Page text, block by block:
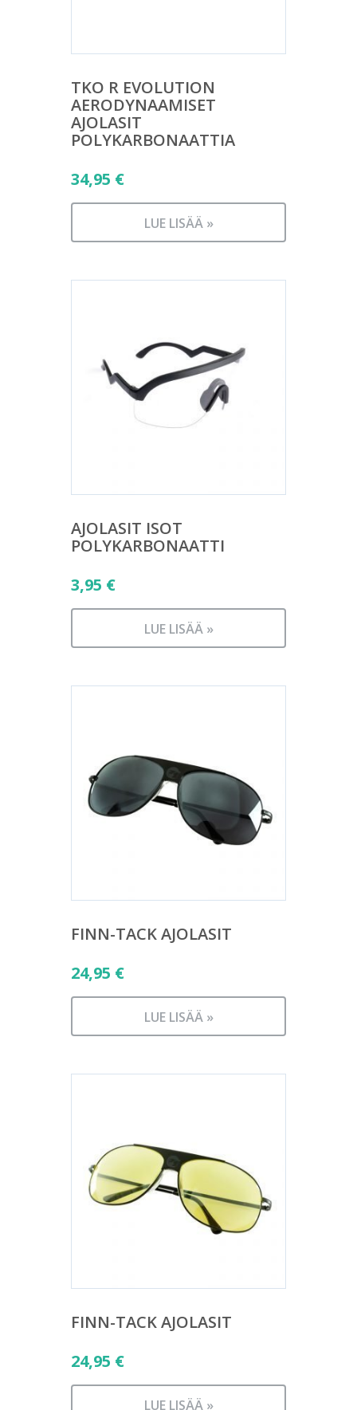
TKO R EVOLUTION
AERODYNAAMISET
AJOLASIT
POLYKARBONAATTIA
34,95 €
LUE LISÄÄ »
AJOLASIT ISOT
POLYKARBONAATTI
3,95 €
LUE LISÄÄ »
FINN-TACK AJOLASIT
24,95 €
LUE LISÄÄ »
FINN-TACK AJOLASIT
24,95 €
LUE LISÄÄ »